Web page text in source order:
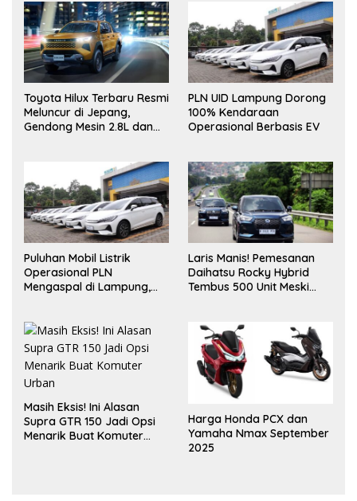
Toyota Hilux Terbaru Resmi
Meluncur di Jepang,
Gendong Mesin 2.8L dan
PLN UID Lampung Dorong
100% Kendaraan
Operasional Berbasis EV
Puluhan Mobil Listrik
Operasional PLN
Mengaspal di Lampung,
Laris Manis! Pemesanan
Daihatsu Rocky Hybrid
Tembus 500 Unit Meski
Masih Eksis! Ini Alasan
Supra GTR 150 Jadi Opsi
Menarik Buat Komuter
Harga Honda PCX dan
Yamaha Nmax September
2025